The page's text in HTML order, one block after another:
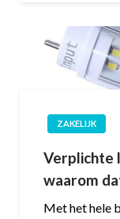
ZAKELIJK
Verplichte
waarom
Met het hele